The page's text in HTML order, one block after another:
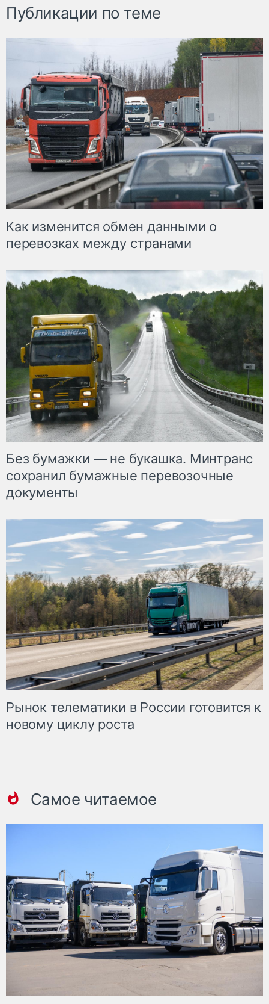
Публикации по теме
Как изменится обмен данными о
перевозках между странами
Без бумажки — не букашка. Минтранс
сохранил бумажные перевозочные
документы
Рынок телематики в России готовится к
новому циклу роста
Самое читаемое